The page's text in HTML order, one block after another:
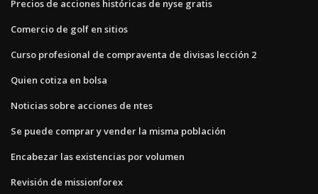
Precios de acciones históricas de nyse gratis
Comercio de golf en sitios
Curso profesional de compraventa de divisas lección 2
Quien cotiza en bolsa
Noticias sobre acciones de ntes
Se puede comprar y vender la misma población
Encabezar las existencias por volumen
Revisión de missionforex